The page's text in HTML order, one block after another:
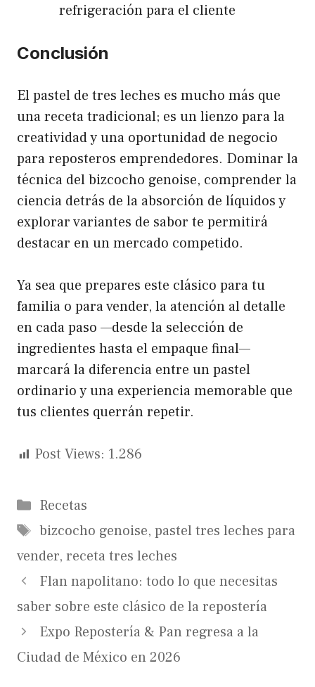
refrigeración para el cliente
Conclusión
El pastel de tres leches es mucho más que
una receta tradicional; es un lienzo para la
creatividad y una oportunidad de negocio
para reposteros emprendedores. Dominar la
técnica del bizcocho genoise, comprender la
ciencia detrás de la absorción de líquidos y
explorar variantes de sabor te permitirá
destacar en un mercado competido.
Ya sea que prepares este clásico para tu
familia o para vender, la atención al detalle
en cada paso —desde la selección de
ingredientes hasta el empaque final—
marcará la diferencia entre un pastel
ordinario y una experiencia memorable que
tus clientes querrán repetir.
Post Views: 1.286
Categorías
Recetas
Etiquetas
bizcocho genoise, pastel tres leches para
vender, receta tres leches
Flan napolitano: todo lo que necesitas
saber sobre este clásico de la repostería
Expo Repostería & Pan regresa a la
Ciudad de México en 2026